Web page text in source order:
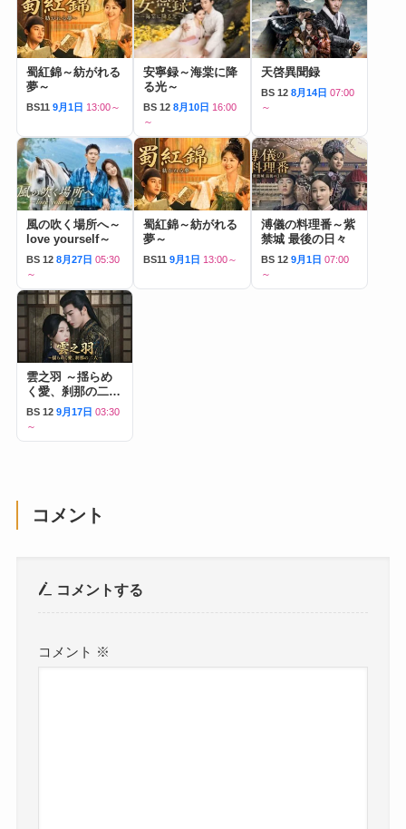
蜀紅錦～紡がれる
夢～
BS11 9月1日 13:00～
安寧録～海棠に降
る光～
BS 12 8月10日 16:00
～
天啓異聞録
BS 12 8月14日 07:00
～
風の吹く場所へ～
love yourself～
BS 12 8月27日 05:30
～
蜀紅錦～紡がれる
夢～
BS11 9月1日 13:00～
溥儀の料理番～紫
禁城 最後の日々
BS 12 9月1日 07:00
～
雲之羽 ～揺らめ
く愛、刹那の二人
～
BS 12 9月17日 03:30
～
コメント
コメントする
コメント ※